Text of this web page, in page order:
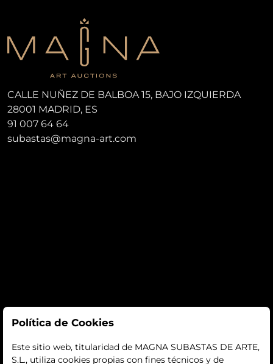
CALLE NUÑEZ DE BALBOA 15, BAJO IZQUIERDA
28001 MADRID, ES
91 007 64 64
subastas@magna-art.com
Subastas
subastas
Política de Cookies
Este sitio web, titularidad de MAGNA SUBASTAS DE ARTE,
S.L., utiliza cookies propias con fines técnicos y de